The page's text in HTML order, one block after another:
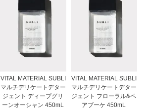
VITAL MATERIAL SUBLI
マルチデリケートデター
ジェント ディープグリ
ーンオーシャン 450mL
VITAL MATERIAL SUBLI
マルチデリケートデター
ジェント フローラル&ペ
アブーケ 450mL